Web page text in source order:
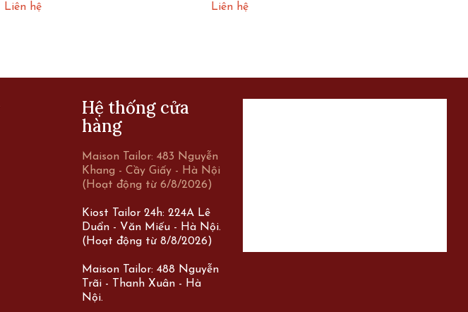
Liên hệ Liên hệ
Hệ thống cửa
hàng
Maison Tailor: 483 Nguyễn
Khang - Cầy Giấy - Hà Nội
(Hoạt động từ 6/8/2026)
Kiost Tailor 24h: 224A Lê
Duẩn - Văn Miếu - Hà Nội.
(Hoạt động từ 8/8/2026)
Maison Tailor: 488 Nguyễn
Trãi - Thanh Xuân - Hà
Nội.